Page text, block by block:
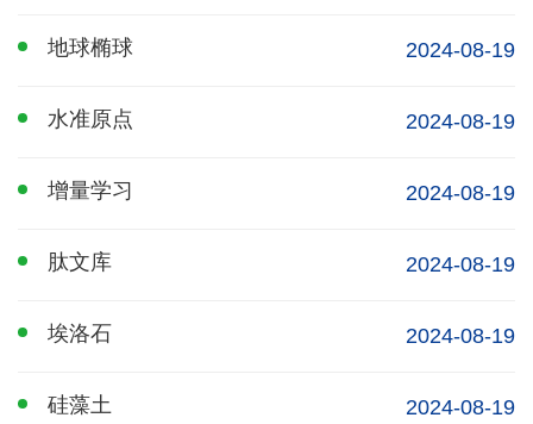
地球椭球 2024-08-19
水准原点 2024-08-19
增量学习 2024-08-19
肽文库 2024-08-19
埃洛石 2024-08-19
硅藻土 2024-08-19